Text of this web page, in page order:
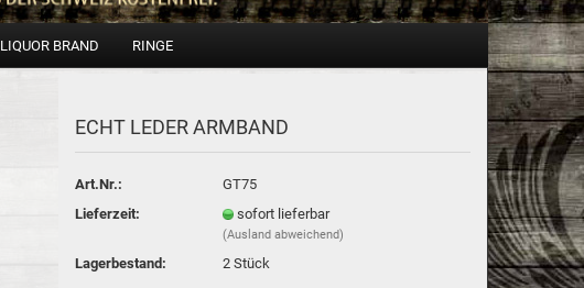
Konto erstellen
Passwort vergessen?
LIQUOR BRAND RINGE
ECHT LEDER ARM­BAND
Art.Nr.:
GT75
Lieferzeit:
sofort lieferbar
(Ausland abweichend)
Lagerbestand: 2Stück